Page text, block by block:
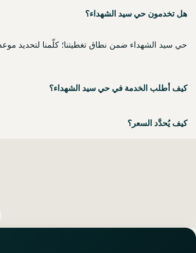
هل تخدمون حي سيد الشهداء؟
حي سيد الشهداء ضمن نطاق تغطيتنا؛ كلّمنا لتحديد
كيف أطلب الخدمة في حي سيد الشهداء؟
كيف يُحدَّد السعر؟